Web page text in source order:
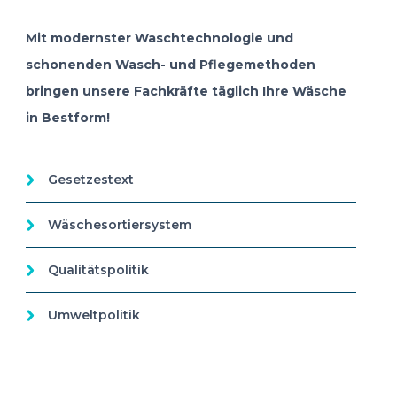
Mit modernster Waschtechnologie und
schonenden Wasch- und Pflegemethoden
bringen unsere Fachkräfte täglich Ihre Wäsche
in Bestform!
Gesetzestext
Wäschesortiersystem
Qualitätspolitik
Umweltpolitik